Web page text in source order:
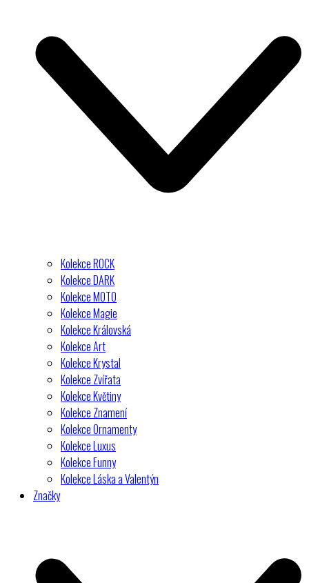
Kolekce ROCK
Kolekce DARK
Kolekce MOTO
Kolekce Magie
Kolekce Královská
Kolekce Art
Kolekce Krystal
Kolekce Zvířata
Kolekce Květiny
Kolekce Znamení
Kolekce Ornamenty
Kolekce Luxus
Kolekce Funny
Kolekce Láska a Valentýn
Značky